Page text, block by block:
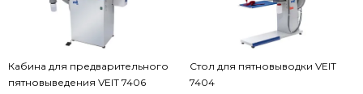
Кабина для предварительного
пятновыведения VEIT 7406
Стол для пятновыводки VEIT
7404